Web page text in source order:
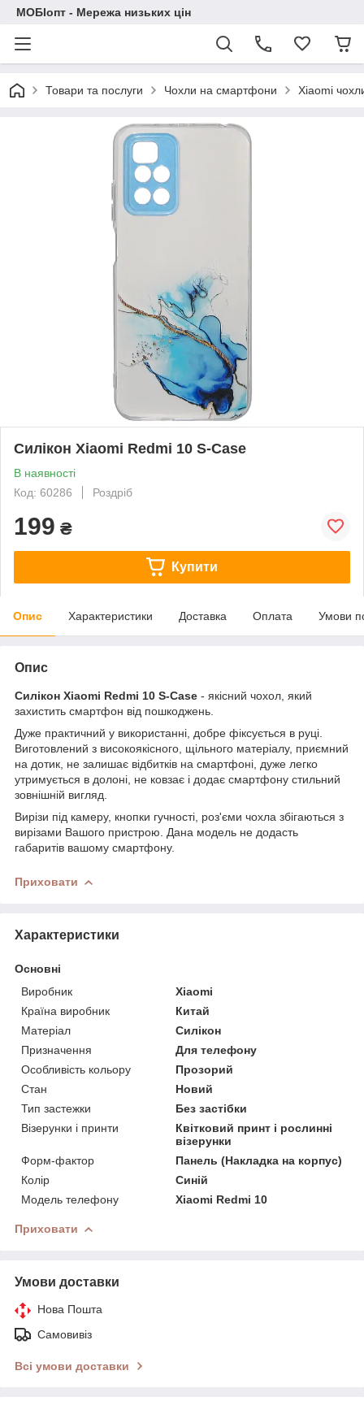
МОБІопт - Мережа низьких цін
Товари та послуги Чохли на смартфони Xiaomi
Силікон Xiaomi Redmi 10 S-Case
В наявності
Код: 60286
Роздріб
199 ₴
Купити
Опис Характеристики Доставка Оплата Умови
Опис
Силікон Xiaomi Redmi 10 S-Case - якісний чохол, який
захистить смартфон від пошкоджень.
Дуже практичний у використанні, добре фіксується в руці.
Виготовлений з високоякісного, щільного матеріалу, приємний
на дотик, не залишає відбитків на смартфоні, дуже легко
утримується в долоні, не ковзає і додає смартфону стильний
зовнішній вигляд.
Вирізи під камеру, кнопки гучності, роз'єми чохла збігаються з
вирізами Вашого пристрою. Дана модель не додасть
габаритів вашому смартфону.
Приховати
Характеристики
Основні
Виробник
Xiaomi
Країна виробник
Китай
Матеріал
Силікон
Призначення
Для телефону
Особливість кольору
Прозорий
Стан
Новий
Тип застежки
Без застібки
Візерунки і принти
Квітковий принт і рослинні
візерунки
Форм-фактор
Панель (Накладка на корпус)
Колір
Синій
Модель телефону
Xiaomi Redmi 10
Приховати
Умови доставки
Нова Пошта
Самовивіз
Всі умови доставки